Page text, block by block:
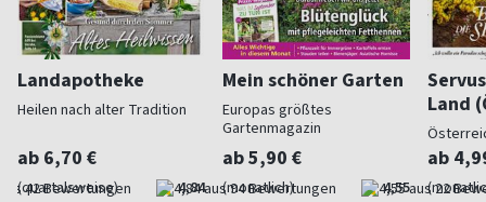
Landapotheke
Heilen nach alter Tradition
ab 6,70 €
(quartalsweise) 4,84
Mein schöner Garten
Europas größtes
Gartenmagazin
ab 5,90 €
(monatlich) 4,55
Land
ab